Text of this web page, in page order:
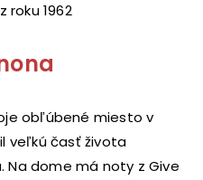
roku 1962
obľúbené miesto v
veľkú časť života
Na dome má noty z Give